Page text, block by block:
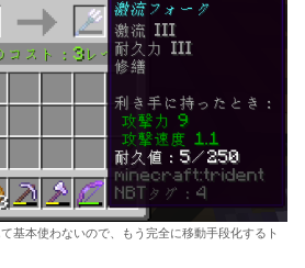
基本使わないので、もう完全に移動手段化するト